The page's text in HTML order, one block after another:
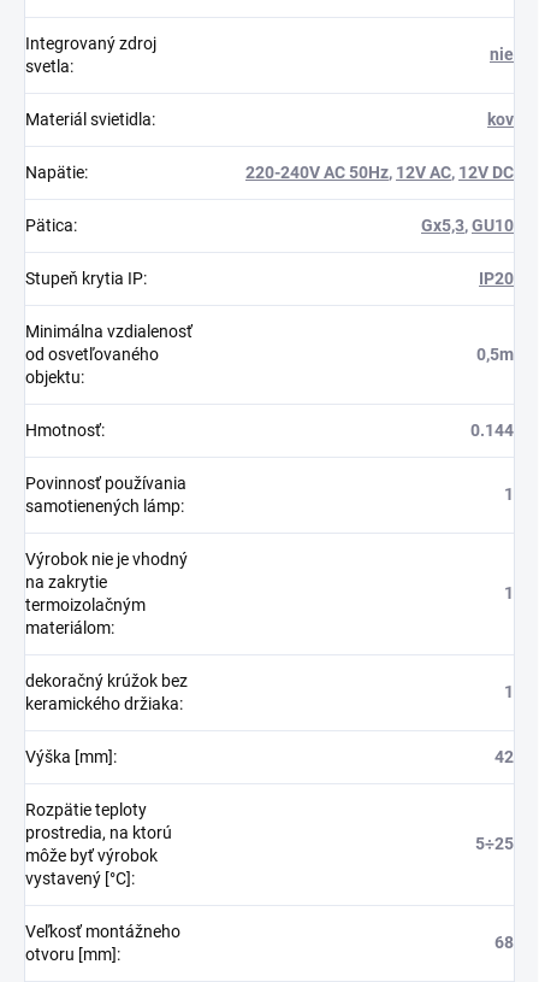
Integrovaný zdroj
svetla:
nie
Materiál svietidla: kov
Napätie: 220-240V AC 50Hz, 12V AC, 12V DC
Pätica: Gx5,3,GU10
Stupeň krytia IP: IP20
Minimálna vzdialenosť
od osvetľovaného
objektu:
0,5m
Hmotnosť: 0.144
Povinnosť používania
samotienených lámp:
1
Výrobok nie je vhodný
na zakrytie
termoizolačným
materiálom:
1
dekoračný krúžok bez
keramického držiaka:
1
Výška [mm]: 42
Rozpätie teploty
prostredia, na ktorú
môže byť výrobok
vystavený [°C]:
5÷25
Veľkosť montážneho
otvoru [mm]:
68